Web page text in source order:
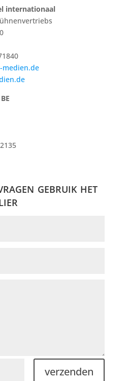
internationaal
medien.de
gebruik het
verzenden